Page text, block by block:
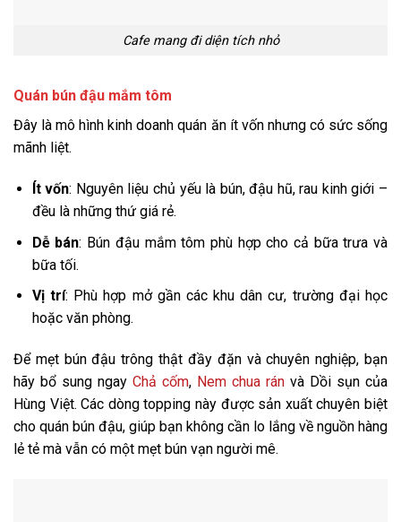
Cafe mang đi diện tích nhỏ
Quán bún đậu mắm tôm
Đây là mô hình kinh doanh quán ăn ít vốn nhưng có sức sống
mãnh liệt.
Ít vốn: Nguyên liệu chủ yếu là bún, đậu hũ, rau kinh giới –
đều là những thứ giá rẻ.
Dễ bán: Bún đậu mắm tôm phù hợp cho cả bữa trưa và
bữa tối.
Vị trí: Phù hợp mở gần các khu dân cư, trường đại học
hoặc văn phòng.
Để mẹt bún đậu trông thật đầy đặn và chuyên nghiệp, bạn
hãy bổ sung ngay Chả cốm, Nem chua rán và Dồi sụn của
Hùng Việt. Các dòng topping này được sản xuất chuyên biệt
cho quán bún đậu, giúp bạn không cần lo lắng về nguồn hàng
lẻ tẻ mà vẫn có một mẹt bún vạn người mê.